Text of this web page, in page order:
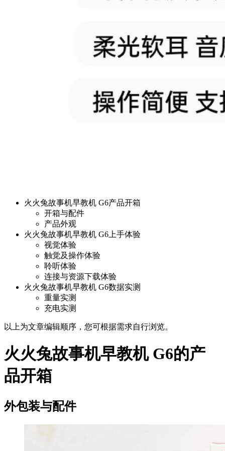
火火兔故事机早教机 G6产品开箱
开箱与配件
产品外观
火火兔故事机早教机 G6上手体验
视觉体验
触觉及操作体验
聆听体验
连接与资源下载体验
火火兔故事机早教机 G6数据实测
重量实测
充电实测
以上为文章编辑顺序，您可根据需求自行浏览。
火火兔故事机早教机 G6的产
品开箱
外包装与配件